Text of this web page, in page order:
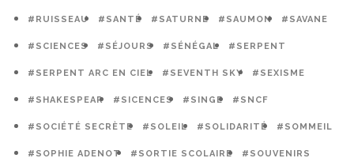
#RUISSEAU #SANTÉ #SATURNE #SAUMON #SAVANE
#SCIENCES #SÉJOURS #SÉNÉGAL #SERPENT
#SERPENT ARC EN CIEL #SEVENTH SKY #SEXISME
#SHAKESPEAR #SICENCES #SINGE #SNCF
#SOCIÉTÉ SECRÈTE #SOLEIL #SOLIDARITÉ #SOMMEIL
#SOPHIE ADENOT #SORTIE SCOLAIRE #SOUVENIRS